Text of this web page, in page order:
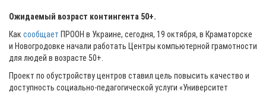
Ожидаемый возраст контингента 50+.
Как сообщает ПРООН в Украине, сегодня, 19 октября, в Краматорске
и Новогродовке начали работать Центры компьютерной грамотности
для людей в возрасте 50+.
Проект по обустройству центров ставил цель повысить качество и
доступность социально-педагогической услуги «Университет